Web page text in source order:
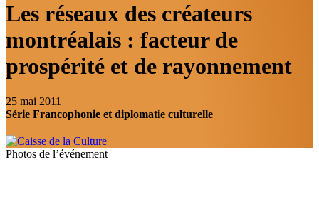
Les réseaux des créateurs
montréalais : facteur de
prospérité et de rayonnement
25 mai 2011
Série Francophonie et diplomatie culturelle
Photos de l’événement